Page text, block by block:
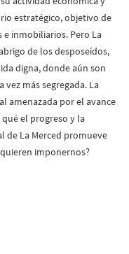
estratégico, objetivo de
e inmobiliarios. Pero La
de los desposeídos,
digna, donde aún son
más segregada. La
amenazada por el avance
el progreso y la
de La Merced promueve
imponernos?